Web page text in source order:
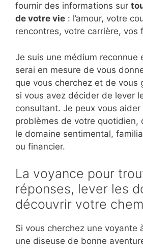
fournir des informations sur
de votre vie : l’amour, votre
rencontres, votre carrière, vos
Je suis une médium reconnue
serai en mesure de vous
que vous cherchez et de vous
si vous avez décider de lever
consultant. Je peux vous
problèmes de votre quotidien,
le domaine sentimental,
ou financier.
La voyance pour
réponses, lever les
découvrir votre
Si vous cherchez une voyante
une diseuse de bonne